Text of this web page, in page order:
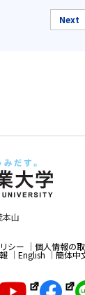
Next
本山
シー 個人情報の
English 簡体中